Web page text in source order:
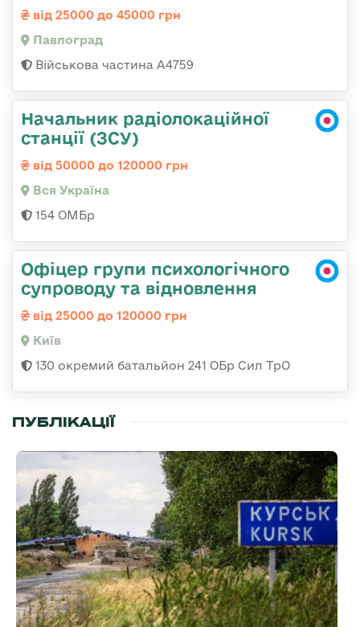
від 25000 до 45000 грн
Павлоград
Військова частина А4759
Начальник радіолокаційної
станції (ЗСУ)
від 50000 до 120000 грн
Вся Україна
154 ОМБр
Офіцер групи психологічного
супроводу та відновлення
від 25000 до 120000 грн
Київ
130 окремий батальйон 241 ОБр Сил ТрО
ПУБЛІКАЦІЇ